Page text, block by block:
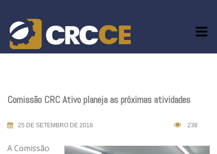
content
Comissão CRC Ativo planeja as próximas atividades
25 DE SETEMBRO DE 2018 238
A Comissão